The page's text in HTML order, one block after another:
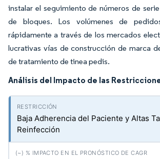
instalar el seguimiento de números de
de bloques. Los volúmenes de
rápidamente a través de los mercados
lucrativas vías de construcción de marca
de tratamiento de tinea pedis.
Análisis del Impacto de las
Baja Adherencia del Paciente y Altas
Reinfección